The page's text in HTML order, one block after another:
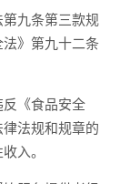
九条第三款规
》第九十二条
《食品安全
法规和规章的
入。